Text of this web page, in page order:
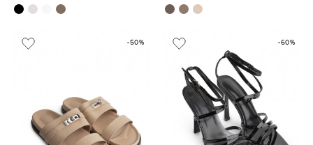
-50% -60%